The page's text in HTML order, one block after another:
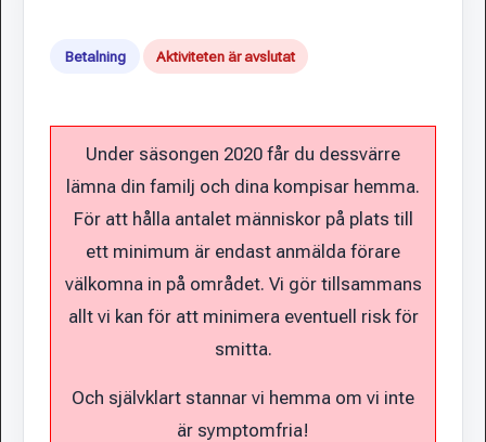
Betalning Aktiviteten är avslutat
Under säsongen 2020 får du dessvärre
lämna din familj och dina kompisar hemma.
För att hålla antalet människor på plats till
ett minimum är endast anmälda förare
välkomna in på området. Vi gör tillsammans
allt vi kan för att minimera eventuell risk för
smitta.
Och självklart stannar vi hemma om vi inte
är symptomfria!